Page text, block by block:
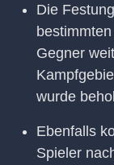
Die
Gegner
wurde
Ebenfalls
Spieler